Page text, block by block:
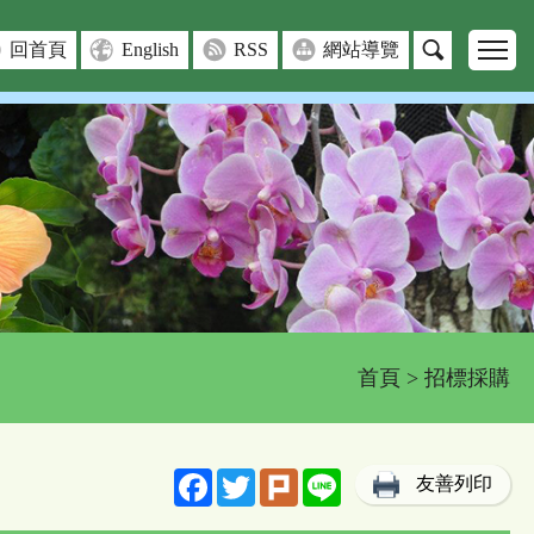
回首頁 English RSS 網站導覽
首頁 > 招標採購
FacebookTwitterPlurk Line 友善列印